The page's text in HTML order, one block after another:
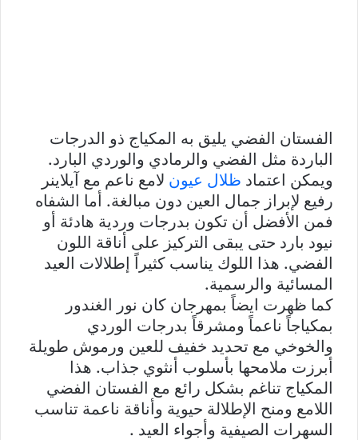
الفستان الفضي يليق به المكياج ذو الدرجات
الباردة مثل الفضي والرمادي والوردي البارد.
ويمكن اعتماد ظلال عيون لامع ناعم مع آيلاينر
رفيع لإبراز جمال العين دون مبالغة. أما الشفاه
فمن الأفضل أن تكون بدرجات وردية هادئة أو
نيود بارد حتى يبقى التركيز على أناقة اللون
الفضي. هذا اللوك يناسب كثيراً إطلالات العيد
المسائية والرسمية.
كما ظهرت ايضاً بمهرجان كان نور الغندور
بمكياجاً ناعماً ومشرقاً بدرجات الوردي
والخوخي مع تحديد خفيف للعين ورموش طويلة
أبرزت ملامحها بأسلوب أنثوي جذاب. هذا
المكياج تناغم بشكل رائع مع الفستان الفضي
اللامع ومنح الإطلالة حيوية وأناقة ناعمة تناسب
السهرات الصيفية وأجواء العيد .